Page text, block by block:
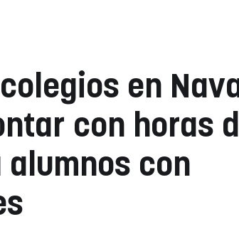
en
con horas
alumnos con